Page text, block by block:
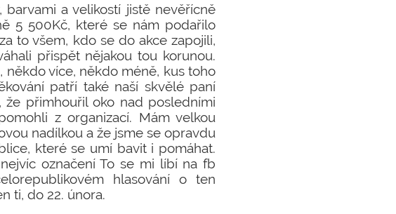
a velikostí jistě nevěřícně
5 500Kč, které se nám podařilo
to všem, kdo se do akce zapojili,
přispět nějakou tou korunou.
více, někdo méně, kus toho
patří také naší skvělé paní
přimhouřil oko nad posledními
z organizací. Mám velkou
nadílkou a že jsme se opravdu
které se umí bavit i pomáhat.
označení To se mi líbí na fb
hlasování o ten
ti, do 22. února.